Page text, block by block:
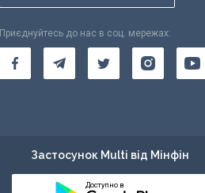
Приєднуйтесь до нас в соц. мережах:
Застосунок Multi від Мінфін
Доступно в